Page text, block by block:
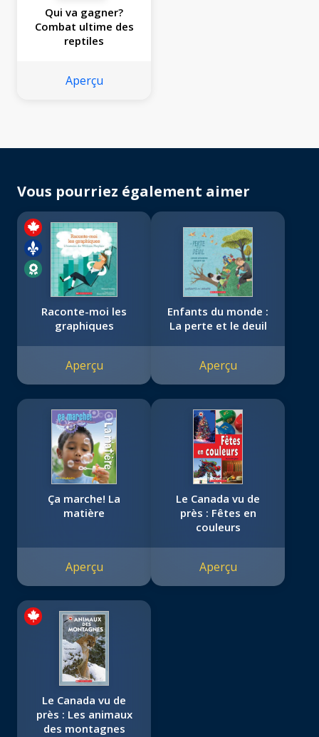
Qui va gagner?
Combat ultime des
reptiles
Aperçu
Vous pourriez également aimer
Raconte-moi les
graphiques
Aperçu
Enfants du monde :
La perte et le deuil
Aperçu
Ça marche! La
matière
Aperçu
Le Canada vu de
près : Fêtes en
couleurs
Aperçu
Le Canada vu de
près : Les animaux
des montagnes